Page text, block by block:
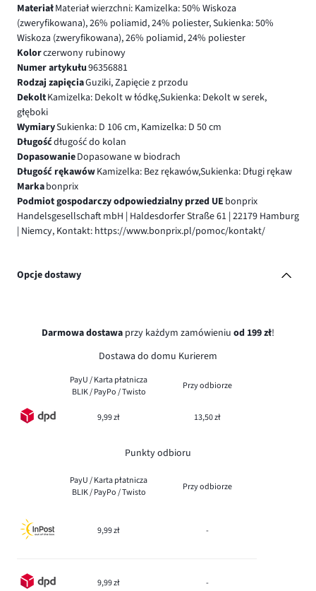
MateriałMateriał wierzchni: Kamizelka: 50% Wiskoza
(zweryfikowana), 26% poliamid, 24% poliester, Sukienka: 50%
Wiskoza (zweryfikowana), 26% poliamid, 24% poliester
Kolorczerwony rubinowy
Numer artykułu96356881
Rodzaj zapięciaGuziki, Zapięcie z przodu
DekoltKamizelka: Dekolt w łódkę,Sukienka: Dekolt w serek,
głęboki
WymiarySukienka: D 106 cm, Kamizelka: D 50 cm
Długośćdługość do kolan
DopasowanieDopasowane w biodrach
Długość rękawówKamizelka: Bez rękawów,Sukienka: Długi rękaw
Markabonprix
Podmiot gospodarczy odpowiedzialny przed UE bonprix
Handelsgesellschaft mbH | Haldesdorfer Straße 61 | 22179 Hamburg
| Niemcy, Kontakt: https://www.bonprix.pl/pomoc/kontakt/
Opcje dostawy
Darmowa dostawa przy każdym zamówieniu od 199 zł!
Dostawa do domu Kurierem
PayU / Karta płatnicza
BLIK / PayPo / Twisto
Przy odbiorze
9,99 zł 13,50 zł
Punkty odbioru
PayU / Karta płatnicza
BLIK / PayPo / Twisto
Przy odbiorze
9,99 zł -
9,99 zł -